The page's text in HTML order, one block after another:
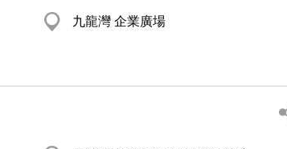
九龍灣 企業廣場